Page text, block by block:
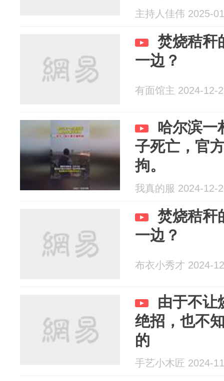
主持人佳伟 2025-
焚烧秸秆
一边？
有面馆主 2024-12-
哈尔滨一
子死亡，官
拘。
我真的服 2024-12-
焚烧秸秆
一边？
布衣小秀才 2024-
由于不让
绝招，也不
的
手艺小木匠 2024-